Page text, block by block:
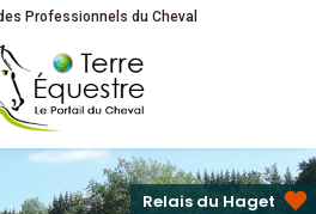
Partagez votre passion !
Professionnels du Cheval
Relais du Haget